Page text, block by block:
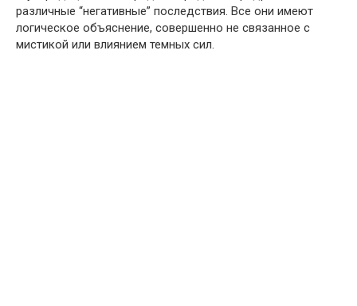
различные “негативные” последствия. Все они имеют
логическое объяснение, совершенно не связанное с
мистикой или влиянием темных сил.